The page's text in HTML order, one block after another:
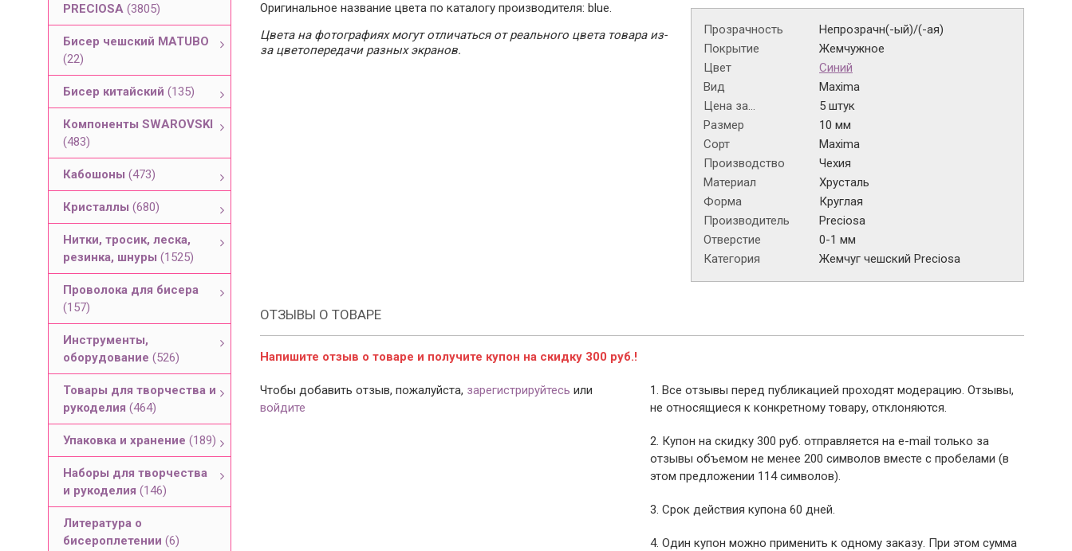
PRECIOSA (3805)
Бисер чешский MATUBO
(22)
Бисер китайский (135)
Компоненты SWAROVSKI
(483)
Кабошоны (473)
Кристаллы (680)
Нитки, тросик, леска,
резинка, шнуры (1525)
Проволока для бисера
(157)
Инструменты,
оборудование (526)
Товары для творчества и
рукоделия (464)
Упаковка и хранение (189)
Наборы для творчества
и рукоделия (146)
Литература о
бисероплетении (6)
Оригинальное название цвета по каталогу производителя: blue.
Цвета на фотографиях могут отличаться от реального цвета товара из-
за цветопередачи разных экранов.
Прозрачность
Непрозрачн(-ый)/(-ая)
Покрытие
Жемчужное
Цвет
Синий
Вид
Maxima
Цена за...
5 штук
Размер
10 мм
Сорт
Maxima
Производство
Чехия
Материал
Хрусталь
Форма
Круглая
Производитель
Preciosa
Отверстие
0-1 мм
Категория
Жемчуг чешский Preciosa
ОТЗЫВЫ О ТОВАРЕ
Напишите отзыв о товаре и получите купон на скидку 300 руб.!
Чтобы добавить отзыв, пожалуйста, зарегистрируйтесь или
войдите
1. Все отзывы перед публикацией проходят модерацию. Отзывы,
не относящиеся к конкретному товару, отклоняются.
2. Купон на скидку 300 руб. отправляется на e-mail только за
отзывы объемом не менее 200 символов вместе с пробелами (в
этом предложении 114 символов).
3. Срок действия купона 60 дней.
4. Один купон можно применить к одному заказу. При этом сумма